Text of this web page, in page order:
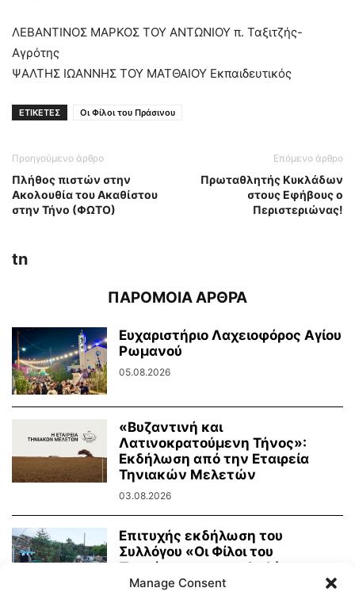
ΛΕΒΑΝΤΙΝΟΣ ΜΑΡΚΟΣ ΤΟΥ ΑΝΤΩΝΙΟΥ π. Ταξιτζής-
Αγρότης
ΨΑΛΤΗΣ ΙΩΑΝΝΗΣ ΤΟΥ ΜΑΤΘΑΙΟΥ Εκπαιδευτικός
ΕΤΙΚΕΤΕΣ Οι Φίλοι του Πράσινου
Προηγούμενο άρθρο
Πλήθος πιστών στην
Ακολουθία του Ακαθίστου
στην Τήνο (ΦΩΤΟ)
Επόμενο άρθρο
Πρωταθλητής Κυκλάδων
στους Εφήβους ο
Περιστεριώνας!
tn
ΠΑΡΟΜΟΙΑ ΑΡΘΡΑ
Ευχαριστήριο Λαχειοφόρος Αγίου
Ρωμανού
05.08.2026
«Βυζαντινή και
Λατινοκρατούμενη Τήνος»:
Εκδήλωση από την Εταιρεία
Τηνιακών Μελετών
03.08.2026
Επιτυχής εκδήλωση του
Συλλόγου «Οι Φίλοι του
Πρασίνου» με κουκλοθέατρο
και...
Manage Consent